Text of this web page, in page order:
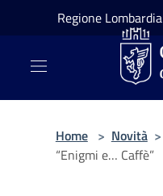
Salta al contenuto principale
Regione Lombardia
Home > Novità >
“Enigmi e… Caffè”